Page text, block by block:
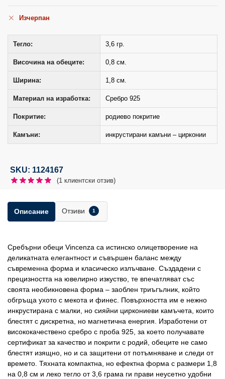
Изчерпан
Тегло: 3,6 гр.
Височина на обеците: 0,8 см.
Ширина: 1,8 см.
Материал на изработка: Сребро 925
Покритие: родиево покритие
Камъни: инкрустирани камъни – цирконии
SKU: 1124167
(1 клиентски отзив)
Описание Отзиви 1
Сребърни обеци Vincenza са истинско олицетворение на
деликатната елегантност и съвършен баланс между
съвременна форма и класическо излъчване. Създадени с
прецизността на ювелирно изкуство, те впечатляват със
своята необикновена форма – заоблен триъгълник, който
обгръща ухото с мекота и финес. Повърхността им е нежно
инкрустирана с малки, но сияйни циркониеви камъчета, които
блестят с дискретна, но магнетична енергия. Изработени от
висококачествено сребро с проба 925, за което получавате
сертификат за качество и покрити с родий, обеците не само
блестят изящно, но и са защитени от потъмняване и следи от
времето. Тяхната компактна, но ефектна форма с размери 1,8
на 0,8 см и леко тегло от 3,6 грама ги прави неусетно удобни